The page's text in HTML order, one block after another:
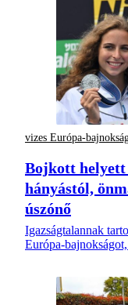
vizes Európa-
Bojkott helyett
hányástól,
úszónő
Igazságtalannak
Európa-